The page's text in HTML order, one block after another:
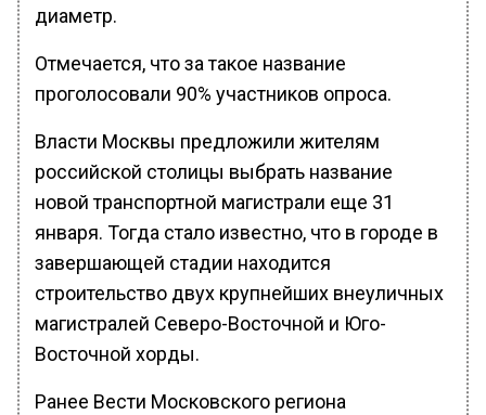
диаметр.
Отмечается, что за такое название
проголосовали 90% участников опроса.
Власти Москвы предложили жителям
российской столицы выбрать название
новой транспортной магистрали еще 31
января. Тогда стало известно, что в городе в
завершающей стадии находится
строительство двух крупнейших внеуличных
магистралей Северо-Восточной и Юго-
Восточной хорды.
Ранее Вести Московского региона